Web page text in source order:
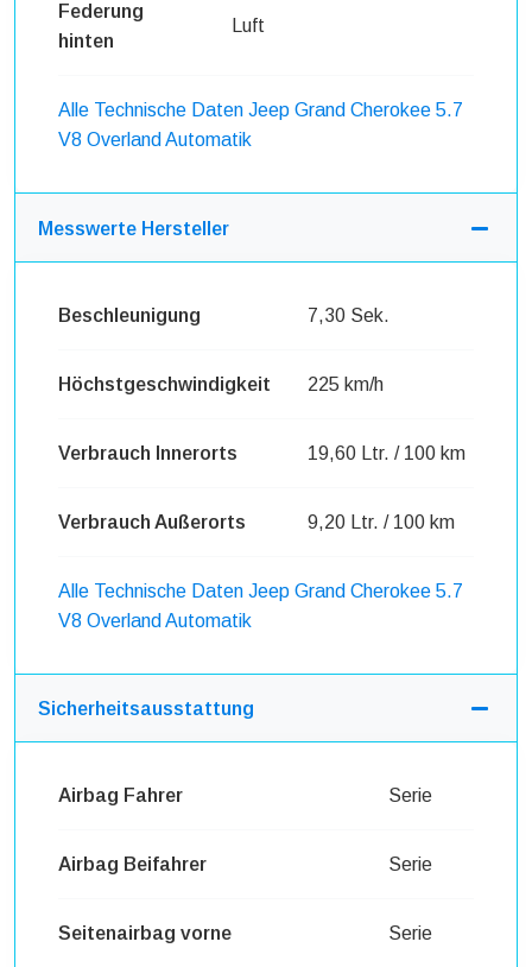
Federung
hinten
Luft
Alle Technische Daten Jeep Grand Cherokee 5.7
V8 Overland Automatik
Messwerte Hersteller
Beschleunigung 7,30 Sek.
Höchstgeschwindigkeit 225 km/h
Verbrauch Innerorts 19,60 Ltr. / 100 km
Verbrauch Außerorts 9,20 Ltr. / 100 km
Alle Technische Daten Jeep Grand Cherokee 5.7
V8 Overland Automatik
Sicherheitsausstattung
Airbag Fahrer Serie
Airbag Beifahrer Serie
Seitenairbag vorne Serie